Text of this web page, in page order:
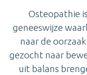
Osteopathie
geneeswijze
naar de
gezocht naar
uit balans